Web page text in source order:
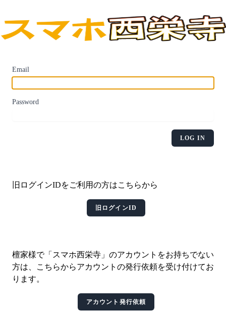
Email
Password
LOG IN
旧ログインIDをご利用の方はこちらから
旧ログインID
檀家様で「スマホ西栄寺」のアカウントをお持ちでない
方は、こちらからアカウントの発行依頼を受け付けてお
ります。
アカウント発行依頼